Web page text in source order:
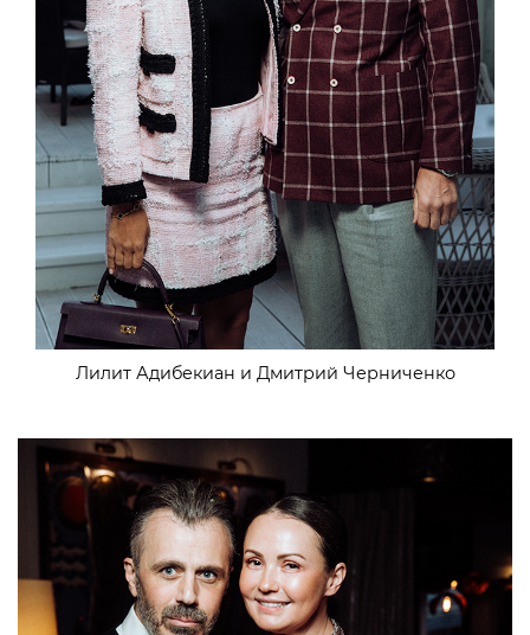
Лилит Адибекиан и Дмитрий Черниченко